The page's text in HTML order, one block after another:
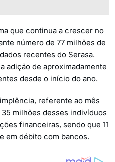
que continua a crescer no
número de 77 milhões de
recentes do Serasa.
adição de aproximadamente
desde o início do ano.
referente ao mês
milhões desses indivíduos
financeiras, sendo que 11
em débito com bancos.